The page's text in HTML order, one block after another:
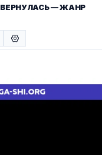
— ЖАНР